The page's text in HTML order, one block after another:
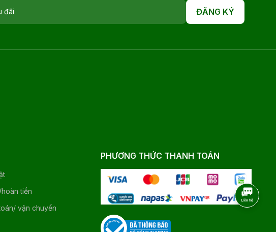
ĐĂNG KÝ
tiền
vận chuyển
PHƯƠNG THỨC THANH TOÁN